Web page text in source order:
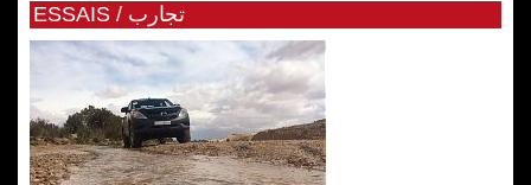
ESSAIS / تجارب